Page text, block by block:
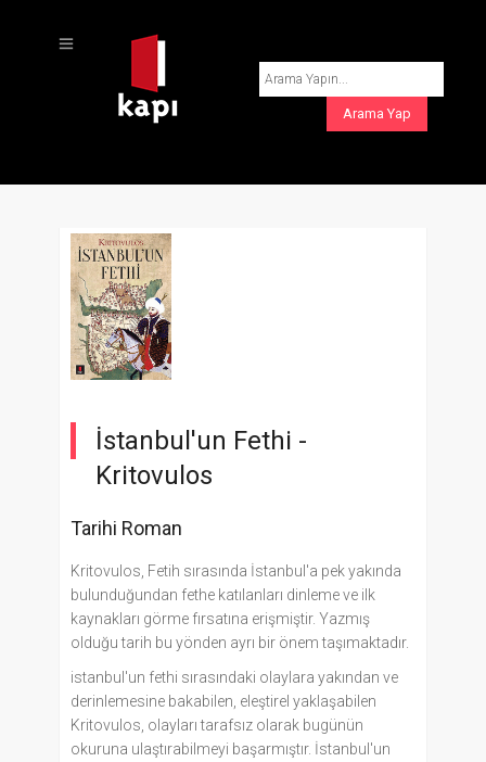
İstanbul'un Fethi -
Kritovulos
Tarihi Roman
Kritovulos, Fetih sırasında İstanbul'a pek yakında
bulunduğundan fethe katılanları dinleme ve ilk
kaynakları görme fırsatına erişmiştir. Yazmış
olduğu tarih bu yönden ayrı bir önem taşımaktadır.
istanbul'un fethi sırasındaki olaylara yakından ve
derinlemesine bakabilen, eleştirel yaklaşabilen
Kritovulos, olayları tarafsız olarak bugünün
okuruna ulaştırabilmeyi başarmıştır. İstanbul'un